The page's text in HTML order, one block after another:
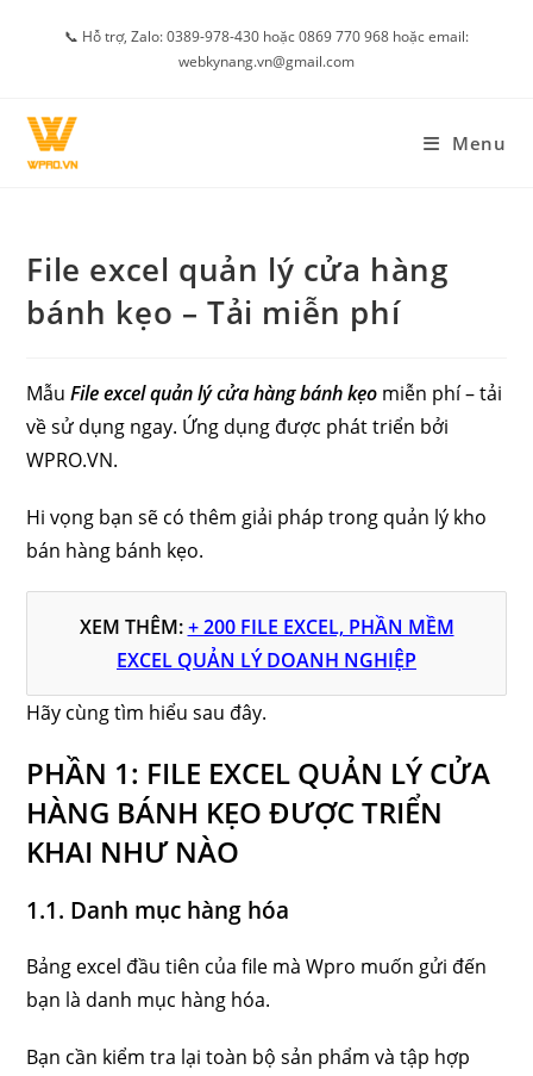
📞 Hỗ trợ, Zalo: 0389-978-430 hoặc 0869 770 968 hoặc email:
webkynang.vn@gmail.com
Menu
File excel quản lý cửa hàng
bánh kẹo – Tải miễn phí
Mẫu File excel quản lý cửa hàng bánh kẹo miễn phí – tải
về sử dụng ngay. Ứng dụng được phát triển bởi
WPRO.VN.
Hi vọng bạn sẽ có thêm giải pháp trong quản lý kho
bán hàng bánh kẹo.
XEM THÊM:+ 200 FILE EXCEL, PHẦN MỀM
EXCEL QUẢN LÝ DOANH NGHIỆP
Hãy cùng tìm hiểu sau đây.
PHẦN 1: FILE EXCEL QUẢN LÝ CỬA
HÀNG BÁNH KẸO ĐƯỢC TRIỂN
KHAI NHƯ NÀO
1.1. Danh mục hàng hóa
Bảng excel đầu tiên của file mà Wpro muốn gửi đến
bạn là danh mục hàng hóa.
Bạn cần kiểm tra lại toàn bộ sản phẩm và tập hợp